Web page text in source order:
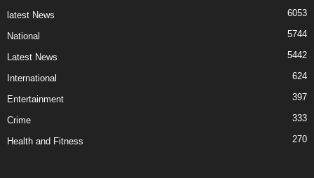
latest News 6053
National 5744
Latest News 5442
International 624
Entertainment 397
Crime 333
Health and Fitness 270